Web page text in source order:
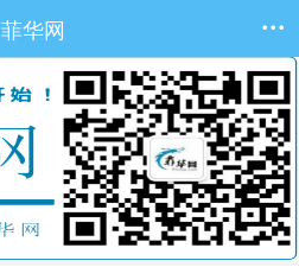
菲华网 